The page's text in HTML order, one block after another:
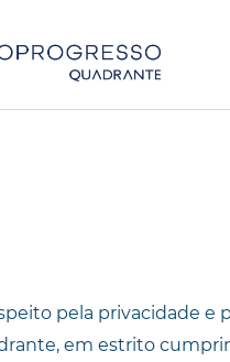
pela privacidade e
em estrito